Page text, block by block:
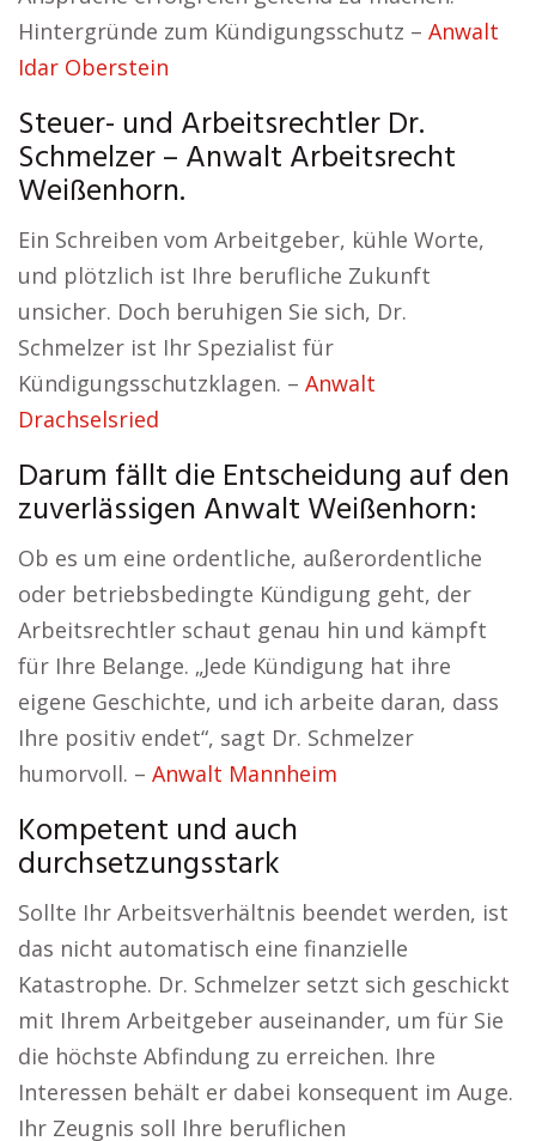
Hintergründe zum Kündigungsschutz – Anwalt
Idar Oberstein
Steuer- und Arbeitsrechtler Dr.
Schmelzer – Anwalt Arbeitsrecht
Weißenhorn.
Ein Schreiben vom Arbeitgeber, kühle Worte,
und plötzlich ist Ihre berufliche Zukunft
unsicher. Doch beruhigen Sie sich, Dr.
Schmelzer ist Ihr Spezialist für
Kündigungsschutzklagen. – Anwalt
Drachselsried
Darum fällt die Entscheidung auf den
zuverlässigen Anwalt Weißenhorn:
Ob es um eine ordentliche, außerordentliche
oder betriebsbedingte Kündigung geht, der
Arbeitsrechtler schaut genau hin und kämpft
für Ihre Belange. „Jede Kündigung hat ihre
eigene Geschichte, und ich arbeite daran, dass
Ihre positiv endet“, sagt Dr. Schmelzer
humorvoll. – Anwalt Mannheim
Kompetent und auch
durchsetzungsstark
Sollte Ihr Arbeitsverhältnis beendet werden, ist
das nicht automatisch eine finanzielle
Katastrophe. Dr. Schmelzer setzt sich geschickt
mit Ihrem Arbeitgeber auseinander, um für Sie
die höchste Abfindung zu erreichen. Ihre
Interessen behält er dabei konsequent im Auge.
Ihr Zeugnis soll Ihre beruflichen